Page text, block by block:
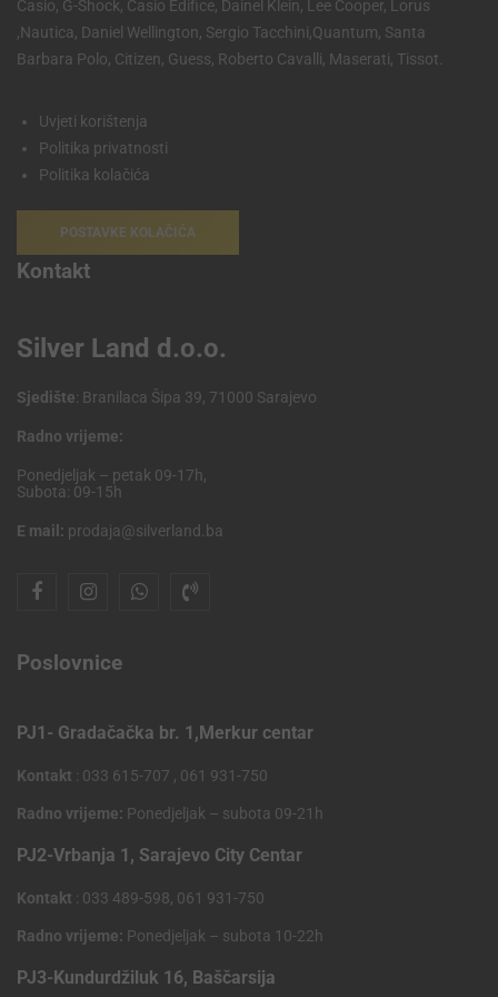
Casio, G-Shock, Casio Edifice, Dainel Klein, Lee Cooper, Lorus
,Nautica, Daniel Wellington, Sergio Tacchini,Quantum, Santa
Barbara Polo, Citizen, Guess, Roberto Cavalli, Maserati, Tissot.
Uvjeti korištenja
Politika privatnosti
Politika kolačića
POSTAVKE KOLAČIĆA
Kontakt
Silver Land d.o.o.
Sjedište: Branilaca Šipa 39, 71000 Sarajevo
Radno vrijeme:
Ponedjeljak – petak 09-17h,
Subota: 09-15h
E mail: prodaja@silverland.ba
Poslovnice
PJ1- Gradačačka br. 1,Merkur centar
Kontakt : 033 615-707 , 061 931-750
Radno vrijeme: Ponedjeljak – subota 09-21h
PJ2-Vrbanja 1, Sarajevo City Centar
Kontakt : 033 489-598, 061 931-750
Radno vrijeme: Ponedjeljak – subota 10-22h
PJ3-Kundurdžiluk 16, Baščarsija